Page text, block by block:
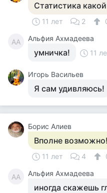
Статистика
11 лет 2
АА Альфия Ахмадеева
умничка! 11
Игорь Васильев
Я сам удивляюсь!
Борис Алиев
Вполне
11 лет 4
АА Альфия Ахмадеева
иногда скажешь